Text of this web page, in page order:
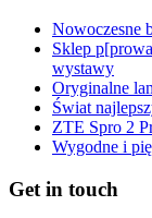
Nowoczesne
Sklep
wystawy
Oryginalne
Świat
ZTE Spro 2
Wygodne i
Get in touch